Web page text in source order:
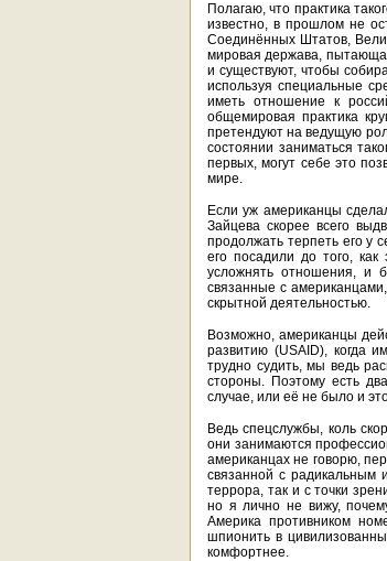
Полагаю, что практика
известно, в прошлом не
Соединённых Штатов,
мировая держава,
и существуют, чтобы
используя специальные
иметь отношение к
общемировая практика
претендуют на ведущую
состоянии заниматься
первых, могут себе это
мире.
Если уж американцы
Зайцева скорее всего
продолжать терпеть его у
его посадили до того,
усложнять отношения, и
связанные с
скрытной деятельностью.
Возможно, американцы
развитию (USAID), когда
трудно судить, мы ведь
стороны. Поэтому есть
случае, или её не было и
Ведь спецслужбы, коль
они занимаются
американцах не говорю,
связанной с радикальным
террора, так и с точки
но я лично не вижу,
Америка противником
шпионить в
комфортнее.